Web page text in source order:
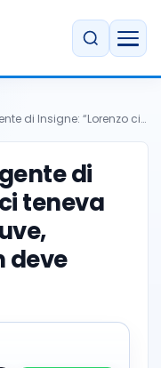
di Insigne: “Lorenzo ci…
di
teneva
deve